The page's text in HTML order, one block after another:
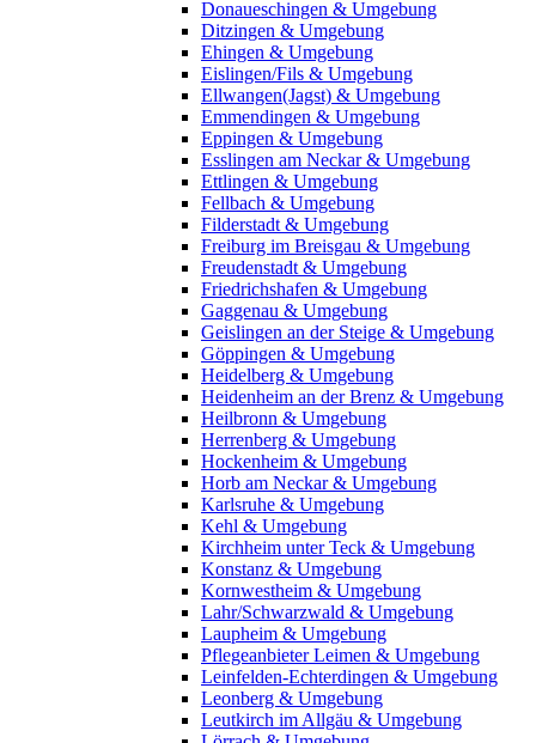
Donaueschingen & Umgebung
Ditzingen & Umgebung
Ehingen & Umgebung
Eislingen/Fils & Umgebung
Ellwangen(Jagst) & Umgebung
Emmendingen & Umgebung
Eppingen & Umgebung
Esslingen am Neckar & Umgebung
Ettlingen & Umgebung
Fellbach & Umgebung
Filderstadt & Umgebung
Freiburg im Breisgau & Umgebung
Freudenstadt & Umgebung
Friedrichshafen & Umgebung
Gaggenau & Umgebung
Geislingen an der Steige & Umgebung
Göppingen & Umgebung
Heidelberg & Umgebung
Heidenheim an der Brenz & Umgebung
Heilbronn & Umgebung
Herrenberg & Umgebung
Hockenheim & Umgebung
Horb am Neckar & Umgebung
Karlsruhe & Umgebung
Kehl & Umgebung
Kirchheim unter Teck & Umgebung
Konstanz & Umgebung
Kornwestheim & Umgebung
Lahr/Schwarzwald & Umgebung
Laupheim & Umgebung
Pflegeanbieter Leimen & Umgebung
Leinfelden-Echterdingen & Umgebung
Leonberg & Umgebung
Leutkirch im Allgäu & Umgebung